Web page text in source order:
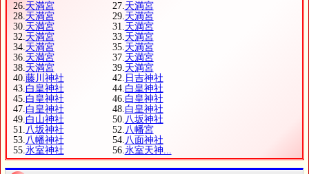
26.天満宮 27.天満宮
28.天満宮 29.天満宮
30.天満宮 31.天満宮
32.天満宮 33.天満宮
34.天満宮 35.天満宮
36.天満宮 37.天満宮
38.天満宮 39.天満宮
40.藤川神社 42. 日吉神社
43.白皇神社 44.白皇神社
45.白皇神社 46.白皇神社
47.白皇神社 48.白皇神社
49.白山神社 50.八坂神社
51.八坂神社 52.八幡宮
53.八幡神社 54.八面神社
55.氷室神社 56.氷室天神...